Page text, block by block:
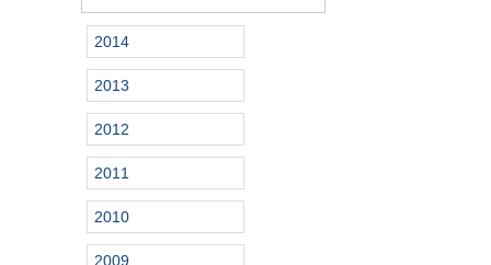
2014
2013
2012
2011
2010
2009